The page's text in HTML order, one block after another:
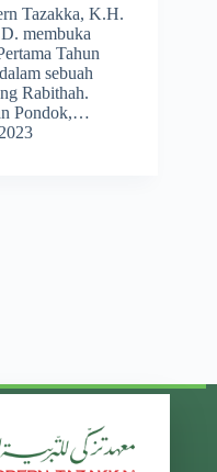
Tazakka, K.H.
membuka
Tahun
sebuah
Rabithah.
Pondok,…